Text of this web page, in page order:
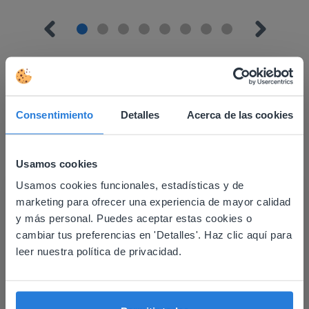
Consentimiento Detalles Acerca de las cookies
Usamos cookies
Usamos cookies funcionales, estadísticas y de
marketing para ofrecer una experiencia de mayor calidad
y más personal. Puedes aceptar estas cookies o
cambiar tus preferencias en 'Detalles'. Haz clic aquí para
leer nuestra política de privacidad.
Descubrir más!
Lección
This website doesn't match
your location
Based on your location, we think you might
prefer to visit our English website. There you'll
English
Español